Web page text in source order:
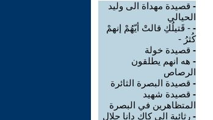
- قصيدة مهداة الى وليد
الحيالي
- - قَتيلُكِ قالتْ أيّهُمْ إنهمْ
كُثرُ -
- قصيدة خولة
- هه انهم يطلقون
الرصاص
- قصيدة البصرة الثائرة
- قصيدة شهيد
المتظاهرين في البصرة
- رثائية الى كاك دانا جلال